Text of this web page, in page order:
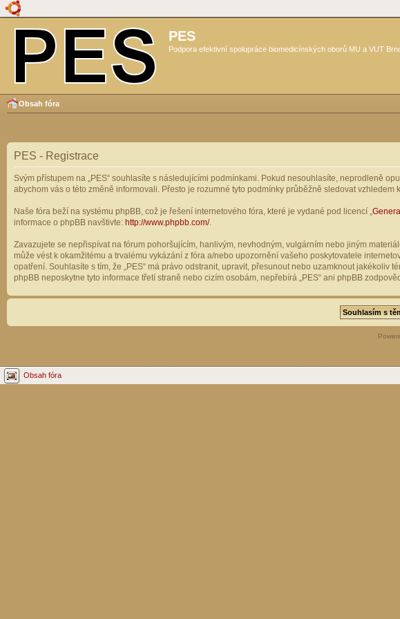
PES
Podpora efektivní spolupráce biomedicínských oborů MU a VUT
Obsah fóra
PES - Registrace
Svým přístupem na „PES“ souhlasíte s následujícími podmínkami. Pokud nesouhlasíte, neprodleně
abychom vás o této změně informovali. Přesto je rozumné tyto podmínky průběžně sledovat vzhledem
Naše fóra beží na systému phpBB, což je řešení internetového fóra, které je vydané pod licencí „
informace o phpBB navštivte: http://www.phpbb.com/.
Zavazujete se nepřispívat na fórum pohoršujícím, hanlivým, nevhodným, vulgárním nebo jiným
může vést k okamžitému a trvalému vykázání z fóra a/nebo upozornění vašeho poskytovatele
opatření. Souhlasíte s tím, že „PES“ má právo odstranit, upravit, přesunout nebo uzamknout
phpBB neposkytne tyto informace třetí straně nebo cizím osobám, nepřebírá „PES“ ani phpBB
Obsah fóra